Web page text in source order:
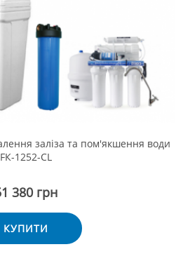
заліза та пом'якшення води
FК-1252-CL
380 грн
КУПИТИ